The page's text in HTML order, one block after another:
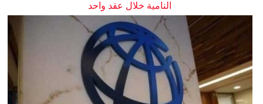
النامية خلال عقد واحد